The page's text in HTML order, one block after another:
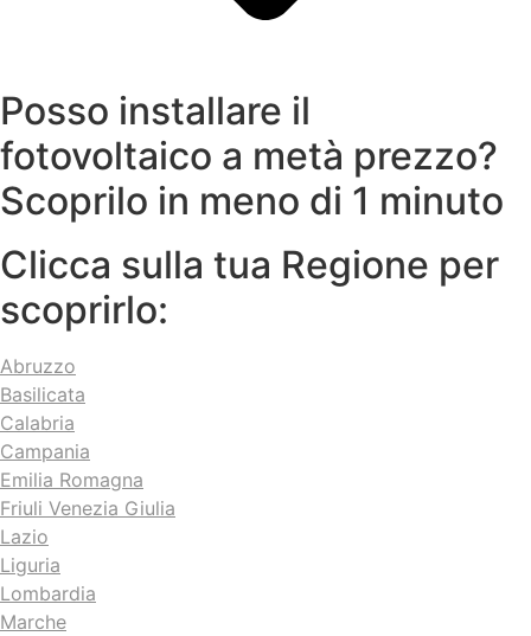
Posso installare il
fotovoltaico a metà prezzo?
Scoprilo in meno di 1 minuto
Clicca sulla tua Regione per
scoprirlo:
Abruzzo
Basilicata
Calabria
Campania
Emilia Romagna
Friuli Venezia Giulia
Lazio
Liguria
Lombardia
Marche